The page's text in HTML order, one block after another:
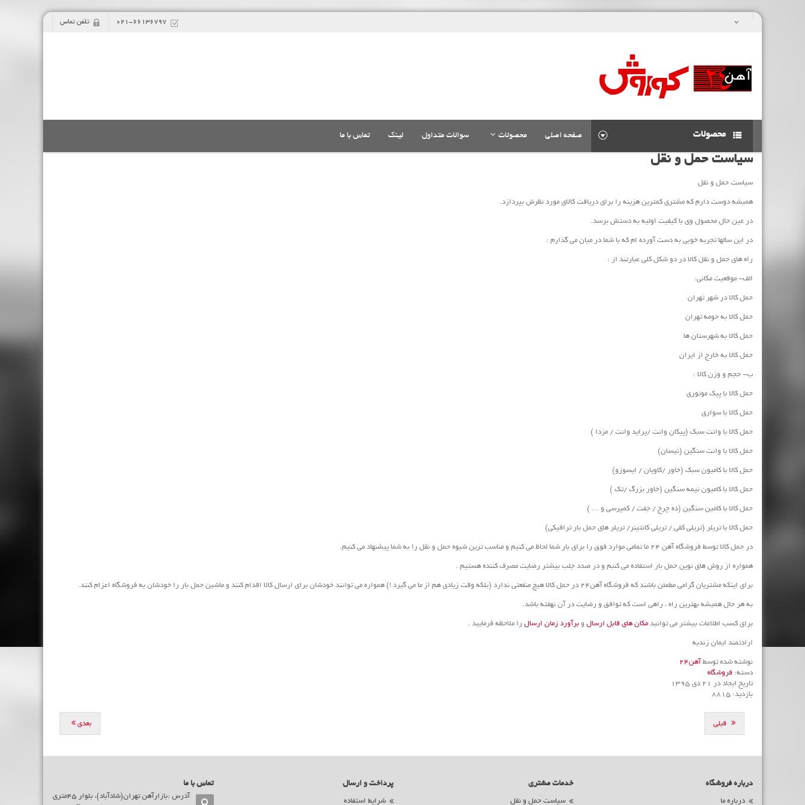
021-66136797 تلفن تماس
محصولات صفحه اصلی محصولات سوالات متداول لینک تماس با ما
سیاست حمل و نقل
سیاست حمل و نقل
همیشه دوست دارم که مشتری کمترین هزینه را برای دریافت کالای مورد نظرش بپردازد.
در عین حال محصول وی با کیفیت اولیه به دستش برسد.
در این سالها تجربه خوبی به دست آورده ام که با شما در میان می گذارم :
راه های حمل و نقل کالا در دو شکل کلی عبارتند از :
الف- موقعیت مکانی:
حمل کالا در شهر تهران
حمل کالا به حومه تهران
حمل کالا به شهرستان ها
حمل کالا به خارج از ایران
ب- حجم و وزن کالا :
حمل کالا با پیک موتوری
حمل کالا با سواری
حمل کالا با وانت سبک (پیکان وانت /پراید وانت / مزدا )
حمل کالا با وانت سنگین (نیسان)
حمل کالا با کامیون سبک (خاور /کاویان / ایسوزو)
حمل کالا با کامیون نیمه سنگین (خاور بزرگ /تک )
حمل کالا با کامین سنگین (ده چرخ / جفت / کمپرسی و ... )
حمل کالا با تریلر (تریلی کفی / تریلی کانتینر/ تریلر های حمل بار ترافیکی)
در حمل کالا توسط فروشگاه آهن 24 ما تمامی موارد فوق را برای بار شما لحاظ می کنیم و مناسب ترین شیوه حمل و نقل را به شما پیشنهاد می کنیم.
همواره از روش های نوین حمل بار استفاده می کنبم و در صدد جلب بیشتر رضایت مصرف کننده هستیم .
برای اینکه مشتریان گرامی مطمئن باشند که فروشگاه آهن24 در حمل کالا هیچ منفعتی ندارد (بلکه وقت زیادی هم از ما می گیرد !) همواره می توانند خودشان برای ارسال کالا اقدام کنند و ماشین حمل بار را خودشان به فروشگاه اعزام کنند.
به هر حال همیشه بهترین راه ، راهی است که توافق و رضایت در آن نهفته باشد.
برای کسب اطلاعات بیشتر می توانید مکان های قابل ارسال و برآورد زمان ارسال را ملاحظه فرمایید .
ارادتمند ایمان زندیه
نوشته شده توسط آهن24
دسته: فروشگاه
تاریخ ایجاد در 21 دی 1395
بازدید: 8815
قبلی بعدی
درباره فروشگاه
درباره ما
خدمات مشتری
سیاست حمل و نقل
پرداخت و ارسال
شرایط استفاده
تماس با ما
آدرس :بازارآهن تهران(شادآباد)، بلوار 45متری